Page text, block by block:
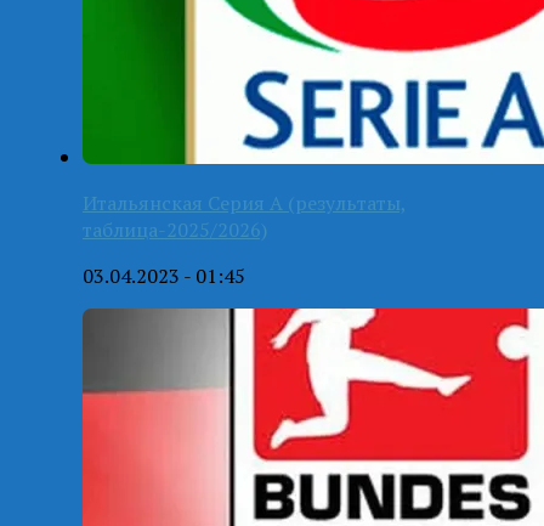
Итальянская Серия А (результаты,
таблица-2025/2026)
03.04.2023 - 01:45